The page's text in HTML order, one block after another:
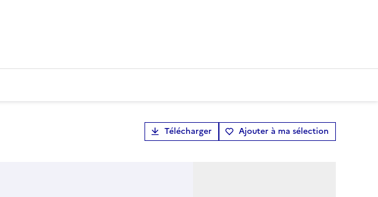
Télécharger Ajouter à ma sélection